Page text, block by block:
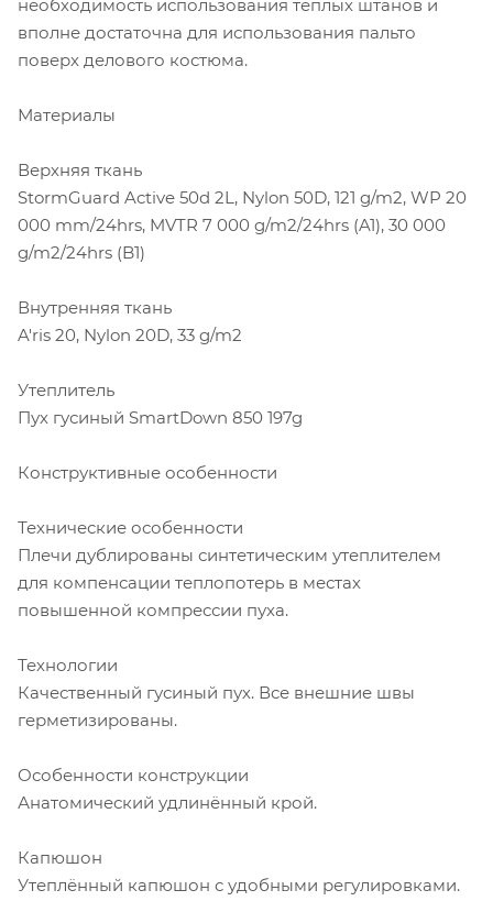
необходимость использования теплых штанов и
вполне достаточна для использования пальто
поверх делового костюма.
Материалы
Верхняя ткань
StormGuard Active 50d 2L, Nylon 50D, 121 g/m2, WP 20
000 mm/24hrs, MVTR 7 000 g/m2/24hrs (A1), 30 000
g/m2/24hrs (B1)
Внутренняя ткань
A'ris 20, Nylon 20D, 33 g/m2
Утеплитель
Пух гусиный SmartDown 850 197g
Конструктивные особенности
Технические особенности
Плечи дублированы синтетическим утеплителем
для компенсации теплопотерь в местах
повышенной компрессии пуха.
Технологии
Качественный гусиный пух. Все внешние швы
герметизированы.
Особенности конструкции
Анатомический удлинённый крой.
Капюшон
Утеплённый капюшон с удобными регулировками.